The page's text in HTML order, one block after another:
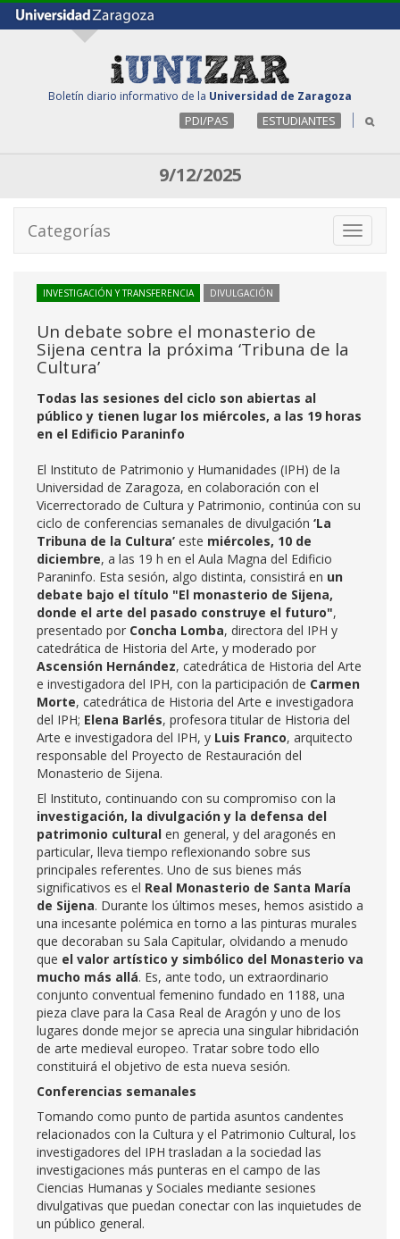
Boletín diario informativo de la Universidad de Zaragoza
PDI/PAS ESTUDIANTES
9/12/2025
Toggle
Categorías
INVESTIGACIÓN Y TRANSFERENCIA DIVULGACIÓN
Un debate sobre el monasterio de
Sijena centra la próxima ‘Tribuna de la
Cultura’
Todas las sesiones del ciclo son abiertas al
público y tienen lugar los miércoles, a las 19 horas
en el Edificio Paraninfo
El Instituto de Patrimonio y Humanidades (IPH) de la
Universidad de Zaragoza, en colaboración con el
Vicerrectorado de Cultura y Patrimonio, continúa con su
ciclo de conferencias semanales de divulgación ‘La
Tribuna de la Cultura’ este miércoles, 10 de
diciembre, a las 19 h en el Aula Magna del Edificio
Paraninfo. Esta sesión, algo distinta, consistirá en un
debate bajo el título "El monasterio de Sijena,
donde el arte del pasado construye el futuro",
presentado por Concha Lomba, directora del IPH y
catedrática de Historia del Arte, y moderado por
Ascensión Hernández, catedrática de Historia del Arte
e investigadora del IPH, con la participación de Carmen
Morte, catedrática de Historia del Arte e investigadora
del IPH; Elena Barlés, profesora titular de Historia del
Arte e investigadora del IPH, y Luis Franco, arquitecto
responsable del Proyecto de Restauración del
Monasterio de Sijena.
El Instituto, continuando con su compromiso con la
investigación, la divulgación y la defensa del
patrimonio cultural en general, y del aragonés en
particular, lleva tiempo reflexionando sobre sus
principales referentes. Uno de sus bienes más
significativos es el Real Monasterio de Santa María
de Sijena. Durante los últimos meses, hemos asistido a
una incesante polémica en torno a las pinturas murales
que decoraban su Sala Capitular, olvidando a menudo
que el valor artístico y simbólico del Monasterio va
mucho más allá. Es, ante todo, un extraordinario
conjunto conventual femenino fundado en 1188, una
pieza clave para la Casa Real de Aragón y uno de los
lugares donde mejor se aprecia una singular hibridación
de arte medieval europeo. Tratar sobre todo ello
constituirá el objetivo de esta nueva sesión.
Conferencias semanales
Tomando como punto de partida asuntos candentes
relacionados con la Cultura y el Patrimonio Cultural, los
investigadores del IPH trasladan a la sociedad las
investigaciones más punteras en el campo de las
Ciencias Humanas y Sociales mediante sesiones
divulgativas que puedan conectar con las inquietudes de
un público general.